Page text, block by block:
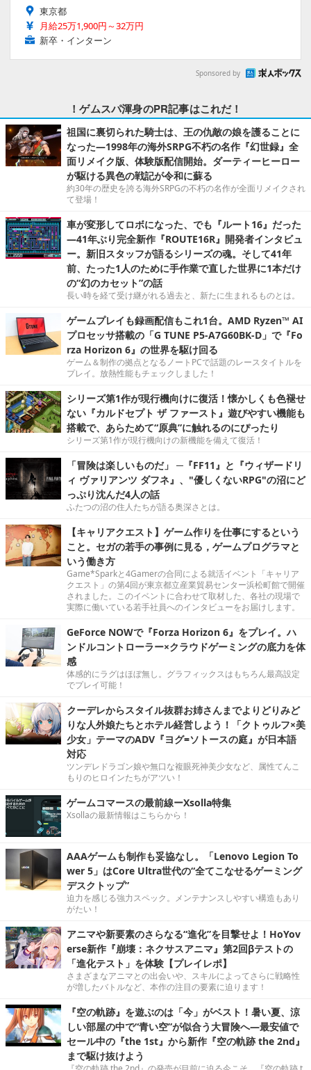
東京都
月給25万1,900円～32万円
新卒・インターン
Sponsored by
！ゲムスパ渾身のPR記事はこれだ！
祖国に裏切られた騎士は、王の仇敵の娘を護ることに
なった―1998年の海外SRPG不朽の名作『幻世録』全
面リメイク版、体験版配信開始。ダーティーヒーロー
が駆ける異色の戦記が令和に蘇る
約30年の歴史を誇る海外SRPGの不朽の名作が全面リメイクされ
て登場！
車が変形してロボになった、でも『ルート16』だった
―41年ぶり完全新作『ROUTE16R』開発者インタビュ
ー。新旧スタッフが語るシリーズの魂。そして41年
前、たった1人のために手作業で直した世界に1本だけ
の“幻のカセット”の話
長い時を経て受け継がれる過去と、新たに生まれるものとは。
ゲームプレイも録画配信もこれ1台。AMD Ryzen™ AI
プロセッサ搭載の「G TUNE P5-A7G60BK-D」で『Fo
rza Horizon 6』の世界を駆け回る
ゲーム＆制作の拠点となるノートPCで話題のレースタイトルを
プレイ。放熱性能もチェックしました！
シリーズ第1作が現行機向けに復活！懐かしくも色褪せ
ない『カルドセプト ザ ファースト』遊びやすい機能も
搭載で、あらためて“原典”に触れるのにぴったり
シリーズ第1作が現行機向けの新機能を備えて復活！
「冒険は楽しいものだ」 ─『FF11』と『ウィザードリ
ィ ヴァリアンツ ダフネ』、"優しくないRPG"の沼にど
っぷり沈んだ4人の話
ふたつの沼の住人たちが語る奥深さとは。
【キャリアクエスト】ゲーム作りを仕事にするという
こと。セガの若手の事例に見る，ゲームプログラマと
いう働き方
Game*Sparkと4Gamerの合同による就活イベント「キャリア
クエスト」の第4回が東京都立産業貿易センター浜松町館で開催
されました。このイベントに合わせて取材した、各社の現場で
実際に働いている若手社員へのインタビューをお届けします。
GeForce NOWで『Forza Horizon 6』をプレイ。ハ
ンドルコントローラー×クラウドゲーミングの底力を体
感
体感的にラグはほぼ無し。グラフィックスはもちろん最高設定
でプレイ可能！
クーデレからスタイル抜群お姉さんまでよりどりみど
りな人外娘たちとホテル経営しよう！「クトゥルフ×美
少女」テーマのADV『ヨグ=ソトースの庭』が日本語
対応
ツンデレドラゴン娘や無口な複眼死神美少女など、属性てんこ
もりのヒロインたちがアツい！
ゲームコマースの最前線ーXsolla特集
Xsollaの最新情報はこちらから！
AAAゲームも制作も妥協なし。「Lenovo Legion To
wer 5」はCore Ultra世代の“全てこなせるゲーミング
デスクトップ”
迫力を感じる強力スペック。メンテナンスしやすい構造もあり
がたい！
アニマや新要素のさらなる“進化”を目撃せよ！HoYov
erse新作『崩壊：ネクサスアニマ』第2回βテストの
「進化テスト」を体験【プレイレポ】
さまざまなアニマとの出会いや、スキルによってさらに戦略性
が増したバトルなど、本作の注目の要素に迫ります！
『空の軌跡』を遊ぶのは「今」がベスト！暑い夏、涼
しい部屋の中で“青い空”が似合う大冒険へ―最安値で
セール中の『the 1st』から新作『空の軌跡 the 2nd』
まで駆け抜けよう